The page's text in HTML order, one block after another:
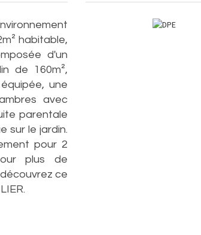
habitable,
d'un
de 160m²,
une
avec
parentale
sur le jardin.
pour 2
plus de
ce